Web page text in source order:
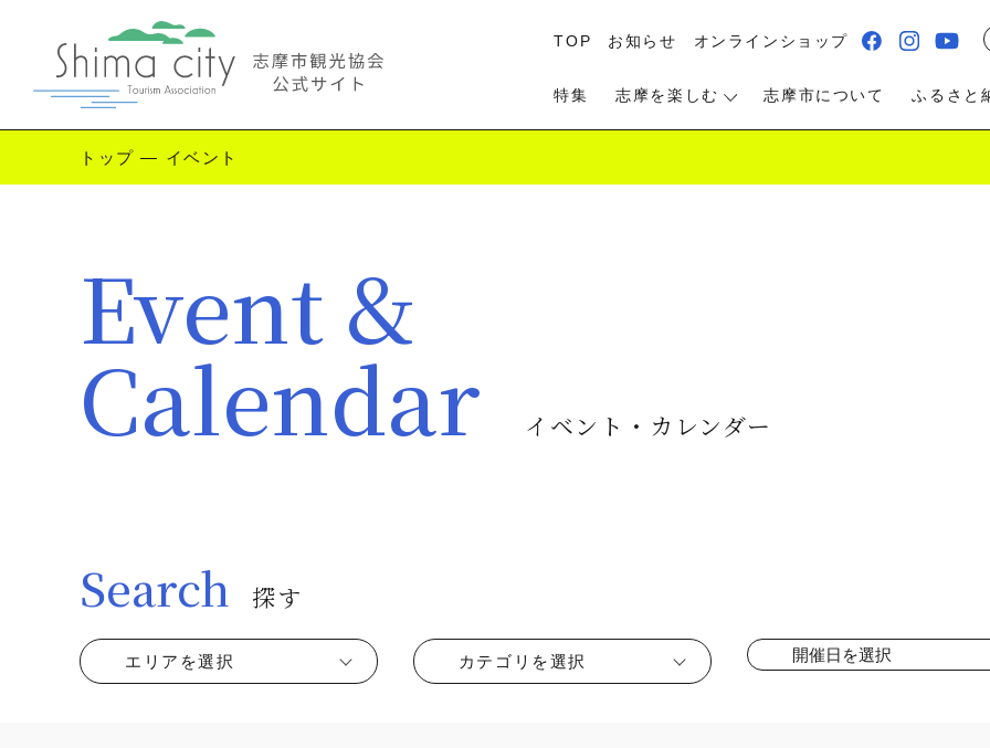
TOP お知らせ オンラインショップ
特集 志摩を楽しむ
Enjoy Shima
志摩市について ふるさと
トップ — イベント
Event &
Calendar イベント・カレンダー
Search 探す
エリアを選択 カテゴリを選択